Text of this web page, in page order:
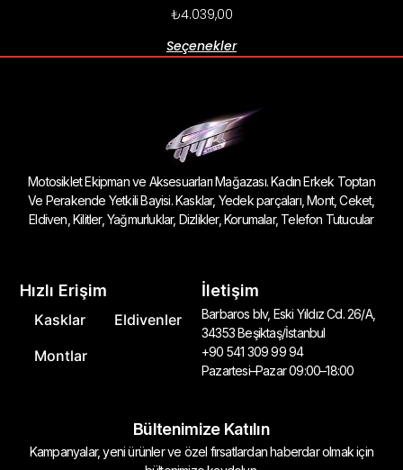
₺4.039,00
Seçenekler
Motosiklet Ekipman ve Aksesuarları Mağazası. Kadın Erkek Toptan
Ve Perakende Yetkili Bayisi. Kasklar, Yedek parçaları, Mont, Ceket,
Eldiven, Kilitler, Yağmurluklar, Dizlikler, Korumalar, Telefon Tutucular
Hızlı Erişim
Kasklar
Eldivenler
Montlar
İletişim
Barbaros blv, Eski Yıldız Cd. 26/A,
34353 Beşiktaş/İstanbul
+90 541 309 99 94
Pazartesi–Pazar 09:00–18:00
Bültenimize Katılın
Kampanyalar, yeni ürünler ve özel fırsatlardan haberdar olmak için